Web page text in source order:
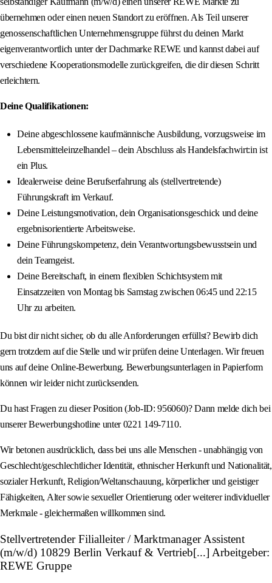
übernehmen oder einen neuen Standort zu eröffnen. Als Teil unserer
genossenschaftlichen Unternehmensgruppe führst du deinen Markt
eigenverantwortlich unter der Dachmarke REWE und kannst dabei auf
verschiedene Kooperationsmodelle zurückgreifen, die dir diesen Schritt
erleichtern.
Deine Qualifikationen:
Deine abgeschlossene kaufmännische Ausbildung, vorzugsweise im
Lebensmitteleinzelhandel – dein Abschluss als Handelsfachwirt:in ist
ein Plus.
Idealerweise deine Berufserfahrung als (stellvertretende)
Führungskraft im Verkauf.
Deine Leistungsmotivation, dein Organisationsgeschick und deine
ergebnisorientierte Arbeitsweise.
Deine Führungskompetenz, dein Verantwortungsbewusstsein und
dein Teamgeist.
Deine Bereitschaft, in einem flexiblen Schichtsystem mit
Einsatzzeiten von Montag bis Samstag zwischen 06:45 und 22:15
Uhr zu arbeiten.
Du bist dir nicht sicher, ob du alle Anforderungen erfüllst? Bewirb dich
gern trotzdem auf die Stelle und wir prüfen deine Unterlagen. Wir freuen
uns auf deine Online-Bewerbung. Bewerbungsunterlagen in Papierform
können wir leider nicht zurücksenden.
Du hast Fragen zu dieser Position (Job-ID: 956060)? Dann melde dich bei
unserer Bewerbungshotline unter 0221 149-7110.
Wir betonen ausdrücklich, dass bei uns alle Menschen - unabhängig von
Geschlecht/geschlechtlicher Identität, ethnischer Herkunft und Nationalität,
sozialer Herkunft, Religion/Weltanschauung, körperlicher und geistiger
Fähigkeiten, Alter sowie sexueller Orientierung oder weiterer individueller
Merkmale - gleichermaßen willkommen sind.
Stellvertretender Filialleiter / Marktmanager Assistent
(m/w/d) 10829 Berlin Verkauf & Vertrieb[...] Arbeitgeber:
REWE Gruppe